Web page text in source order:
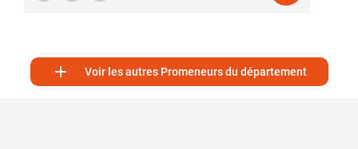
 Voir les autres Promeneurs du département